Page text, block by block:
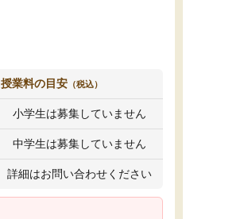
授業料の目安 （税込）
小学生は募集していません
中学生は募集していません
詳細はお問い合わせください